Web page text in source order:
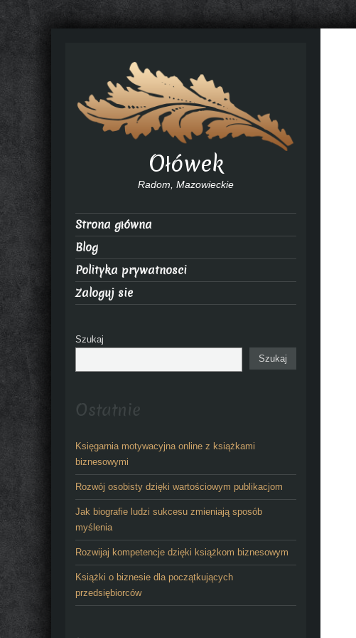
Ołówek
Radom, Mazowieckie
Strona główna
Blog
Polityka prywatnosci
Zaloguj sie
Szukaj
Szukaj
Ostatnie
Księgarnia motywacyjna online z książkami
biznesowymi
Rozwój osobisty dzięki wartościowym publikacjom
Jak biografie ludzi sukcesu zmieniają sposób
myślenia
Rozwijaj kompetencje dzięki książkom biznesowym
Książki o biznesie dla początkujących
przedsiębiorców